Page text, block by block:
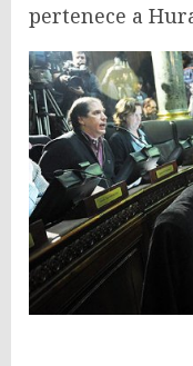
pertenece a